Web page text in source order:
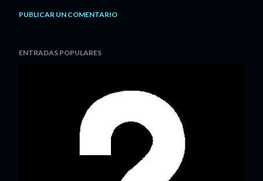
PUBLICAR UN COMENTARIO
ENTRADAS POPULARES